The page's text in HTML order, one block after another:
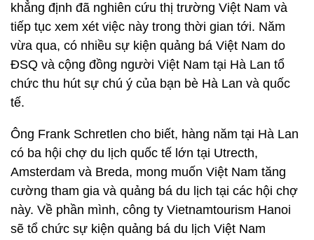
khẳng định đã nghiên cứu thị trường Việt Nam và
tiếp tục xem xét việc này trong thời gian tới. Năm
vừa qua, có nhiều sự kiện quảng bá Việt Nam do
ĐSQ và cộng đồng người Việt Nam tại Hà Lan tổ
chức thu hút sự chú ý của bạn bè Hà Lan và quốc
tế.
Ông Frank Schretlen cho biết, hàng năm tại Hà Lan
có ba hội chợ du lịch quốc tế lớn tại Utrecth,
Amsterdam và Breda, mong muốn Việt Nam tăng
cường tham gia và quảng bá du lịch tại các hội chợ
này. Về phần mình, công ty Vietnamtourism Hanoi
sẽ tổ chức sự kiện quảng bá du lịch Việt Nam